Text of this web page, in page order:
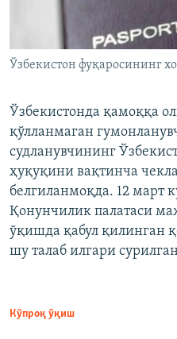
Ўзбекистон фуқаросининг
Ўзбекистонда қамоққа
қўлланмаган
судланувчининг
ҳуқуқини вақтинча
белгиланмоқда. 12 март
Қонунчилик палатаси
ўқишда қабул қилинган
шу талаб илгари
Кўпроқ ўқиш